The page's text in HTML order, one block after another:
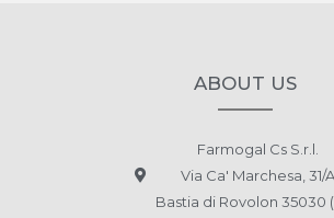
ABOUT US
Farmogal Cs S.r.l.
Via Ca' Marchesa, 31/A
Bastia di Rovolon 35030